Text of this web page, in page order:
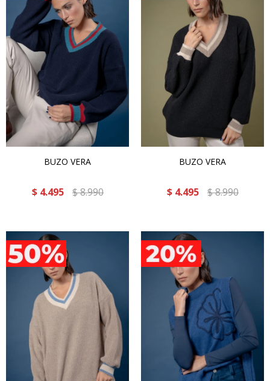
BUZO VERA
$ 4.495 $8.990
BUZO VERA
$ 4.495 $8.990